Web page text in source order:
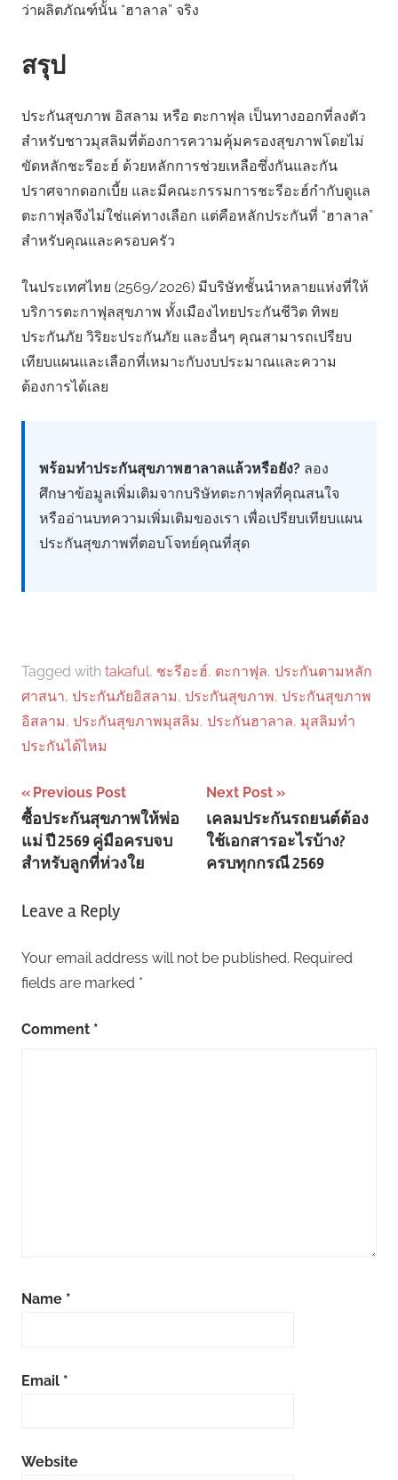
ว่าผลิตภัณฑ์นั้น “ฮาลาล” จริง
สรุป
ประกันสุขภาพ อิสลาม หรือ ตะกาฟุล เป็นทางออกที่ลงตัว
สำหรับชาวมุสลิมที่ต้องการความคุ้มครองสุขภาพโดยไม่
ขัดหลักชะรีอะฮ์ ด้วยหลักการช่วยเหลือซึ่งกันและกัน
ปราศจากดอกเบี้ย และมีคณะกรรมการชะรีอะฮ์กำกับดูแล
ตะกาฟุลจึงไม่ใช่แค่ทางเลือก แต่คือหลักประกันที่ “ฮาลาล”
สำหรับคุณและครอบครัว
ในประเทศไทย (2569/2026) มีบริษัทชั้นนำหลายแห่งที่ให้
บริการตะกาฟุลสุขภาพ ทั้งเมืองไทยประกันชีวิต ทิพย
ประกันภัย วิริยะประกันภัย และอื่นๆ คุณสามารถเปรียบ
เทียบแผนและเลือกที่เหมาะกับงบประมาณและความ
ต้องการได้เลย
พร้อมทำประกันสุขภาพฮาลาลแล้วหรือยัง? ลอง
ศึกษาข้อมูลเพิ่มเติมจากบริษัทตะกาฟุลที่คุณสนใจ
หรืออ่านบทความเพิ่มเติมของเรา เพื่อเปรียบเทียบแผน
ประกันสุขภาพที่ตอบโจทย์คุณที่สุด
Tagged with takaful, ชะรีอะฮ์, ตะกาฟุล, ประกันตามหลัก
ศาสนา, ประกันภัยอิสลาม, ประกันสุขภาพ, ประกันสุขภาพ
อิสลาม, ประกันสุขภาพมุสลิม, ประกันฮาลาล, มุสลิมทำ
ประกันได้ไหม
Post
navigation
Previous Post
ซื้อประกันสุขภาพให้พ่อ
แม่ ปี 2569 คู่มือครบจบ
สำหรับลูกที่ห่วงใย
Next Post
เคลมประกันรถยนต์ต้อง
ใช้เอกสารอะไรบ้าง?
ครบทุกกรณี 2569
Leave a Reply
Your email address will not be published. Required
fields are marked *
Comment *
Name *
Email *
Website